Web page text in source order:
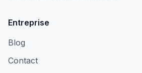
Entreprise
Blog
Contact